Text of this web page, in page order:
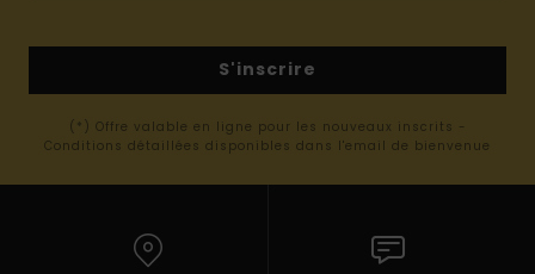
S'inscrire
(*) Offre valable en ligne pour les nouveaux inscrits -
Conditions détaillées disponibles dans l'email de bienvenue